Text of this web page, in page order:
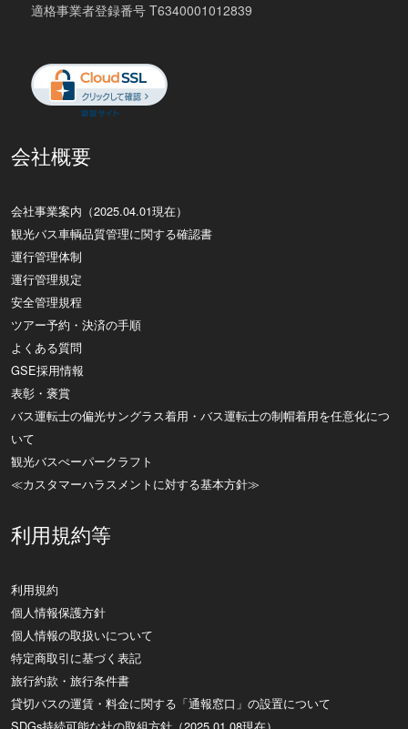
適格事業者登録番号 T6340001012839
会社概要
会社事業案内（2025.04.01現在）
観光バス車輌品質管理に関する確認書
運行管理体制
運行管理規定
安全管理規程
ツアー予約・決済の手順
よくある質問
GSE採用情報
表彰・褒賞
バス運転士の偏光サングラス着用・バス運転士の制帽着用を任意化につ
いて
観光バスぺーパークラフト
≪カスタマーハラスメントに対する基本方針≫
利用規約等
利用規約
個人情報保護方針
個人情報の取扱いについて
特定商取引に基づく表記
旅行約款・旅行条件書
貸切バスの運賃・料金に関する「通報窓口」の設置について